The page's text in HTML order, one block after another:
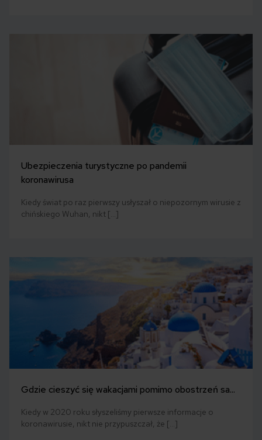
Ubezpieczenia turystyczne po pandemii
koronawirusa
Kiedy świat po raz pierwszy usłyszał o niepozornym wirusie z
chińskiego Wuhan, nikt […]
Gdzie cieszyć się wakacjami pomimo obostrzeń sa...
Kiedy w 2020 roku słyszeliśmy pierwsze informacje o
koronawirusie, nikt nie przypuszczał, że […]